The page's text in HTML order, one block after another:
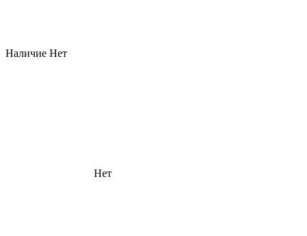
Наличие Нет
Нет